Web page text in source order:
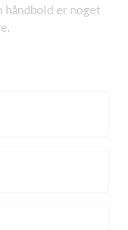
håndbold er noget